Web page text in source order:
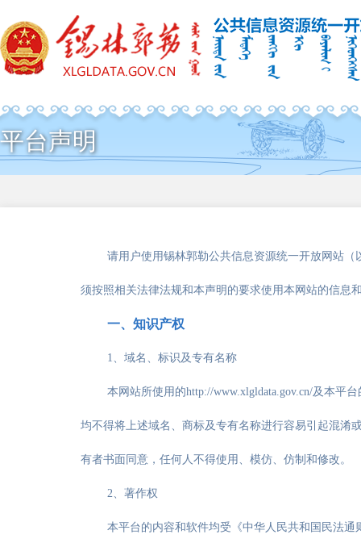
平台声明
请用户使用锡林郭勒公共信息资源统一开放网站
须按照相关法律法规和本声明的要求使用本网站的信息
一、知识产权
1、域名、标识及专有名称
本网站所使用的http://www.xlgldata.gov.cn/及本平
均不得将上述域名、商标及专有名称进行容易引起混淆
有者书面同意，任何人不得使用、模仿、仿制和修改。
2、著作权
本平台的内容和软件均受《中华人民共和国民法